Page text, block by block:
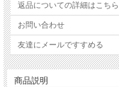
返品についての詳細はこちら
お問い合わせ
友達にメールですすめる
商品説明